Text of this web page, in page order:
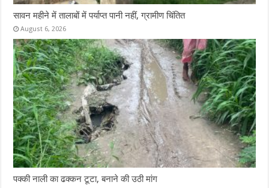
सावन महीने में तालाबों में पर्याप्त पानी नहीं, ग्रामीण चिंतित
August 6, 2026
पक्की नाली का ढक्कन टूटा, बनाने की उठी मांग